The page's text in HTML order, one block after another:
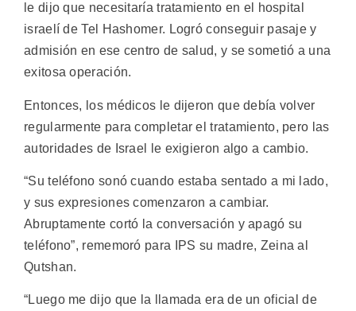
le dijo que necesitaría tratamiento en el hospital
israelí de Tel Hashomer. Logró conseguir pasaje y
admisión en ese centro de salud, y se sometió a una
exitosa operación.
Entonces, los médicos le dijeron que debía volver
regularmente para completar el tratamiento, pero las
autoridades de Israel le exigieron algo a cambio.
“Su teléfono sonó cuando estaba sentado a mi lado,
y sus expresiones comenzaron a cambiar.
Abruptamente cortó la conversación y apagó su
teléfono”, rememoró para IPS su madre, Zeina al
Qutshan.
“Luego me dijo que la llamada era de un oficial de